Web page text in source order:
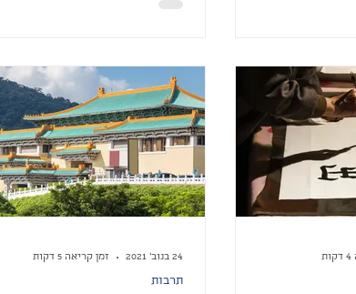
24 בנוב׳ 2021 זמן קריאה 5 דקות
תרבות